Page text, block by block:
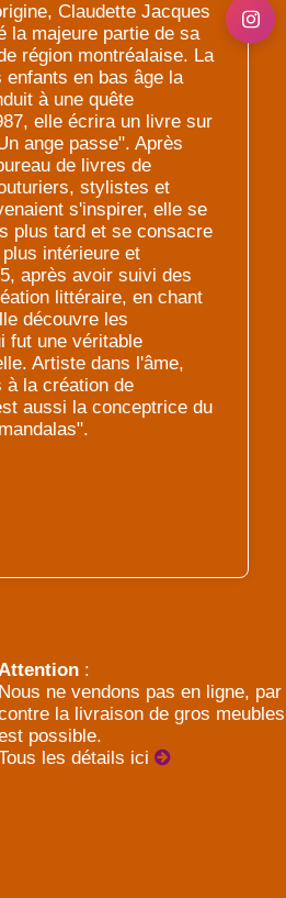
Claudette Jacques
la majeure partie de sa
région montréalaise. La
enfants en bas âge la
à une quête
elle écrira un livre sur
ange passe". Après
de livres de
stylistes et
s'inspirer, elle se
plus tard et se consacre
intérieure et
après avoir suivi des
littéraire, en chant
découvre les
fut une véritable
Artiste dans l'âme,
à la création de
aussi la conceptrice du
:
Nous ne vendons pas en ligne, par
la livraison de gros meubles
possible.
les détails ici